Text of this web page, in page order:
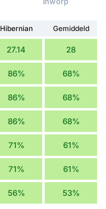
Hibernian
Gemiddeld
27.14 28
86% 68%
86% 68%
86% 68%
71% 61%
71% 61%
56% 53%